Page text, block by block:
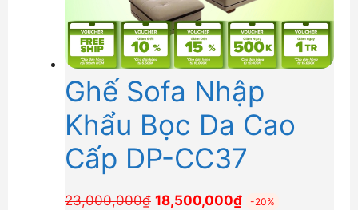
Ghế Sofa Nhập
Khẩu Bọc Da Cao
Cấp DP-CC37
23,000,000₫ Giá
18,500,000₫Giá
-20%